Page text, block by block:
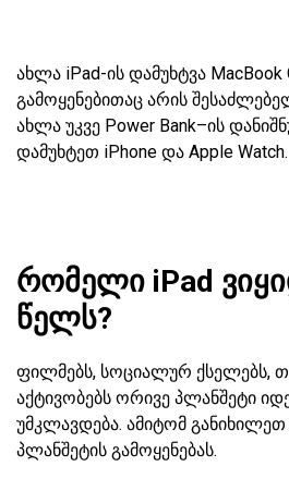
ახლა iPad-ის დამუხტვა MacBook
გამოყენებითაც არის
ახლა უკვე Power Bank–ის
დამუხტეთ iPhone და Apple Watch.
რომელი iPad
წელს?
ფილმებს, სოციალურ ქსელებს,
აქტივობებს ორივე პლანშეტი
უმკლავდება. ამიტომ
პლანშეტის გამოყენებას.